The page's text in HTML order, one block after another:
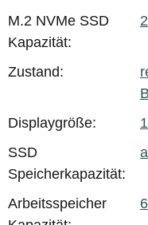
M.2 NVMe SSD
Kapazität:
2
Zustand:
Displaygröße:
SSD
Speicherkapazität:
Arbeitsspeicher